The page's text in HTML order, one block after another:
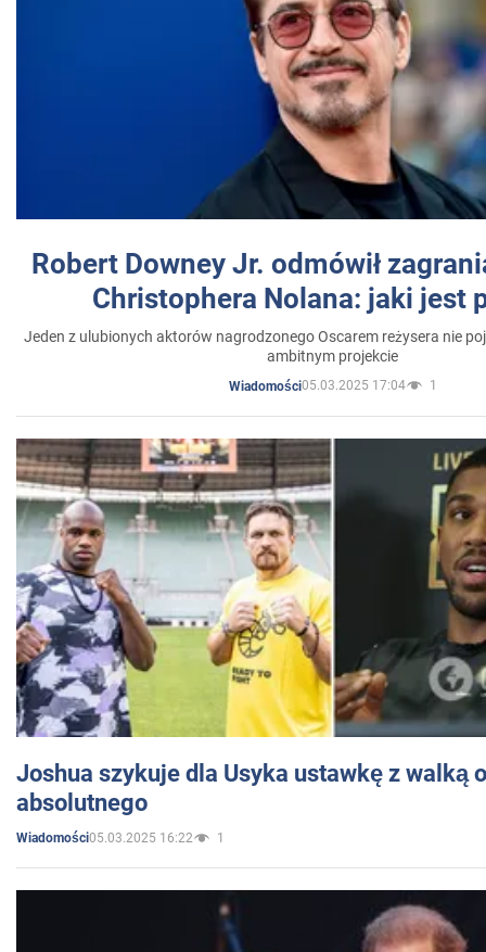
Robert Downey Jr. odmówił
Christophera Nolana: jaki jest
Jeden z ulubionych aktorów nagrodzonego Oscarem reżysera nie
ambitnym projekcie
Wiadomości05.03.2025 17:04 1
Joshua szykuje dla Usyka ustawkę z walką
absolutnego
Wiadomości05.03.2025 16:22 1